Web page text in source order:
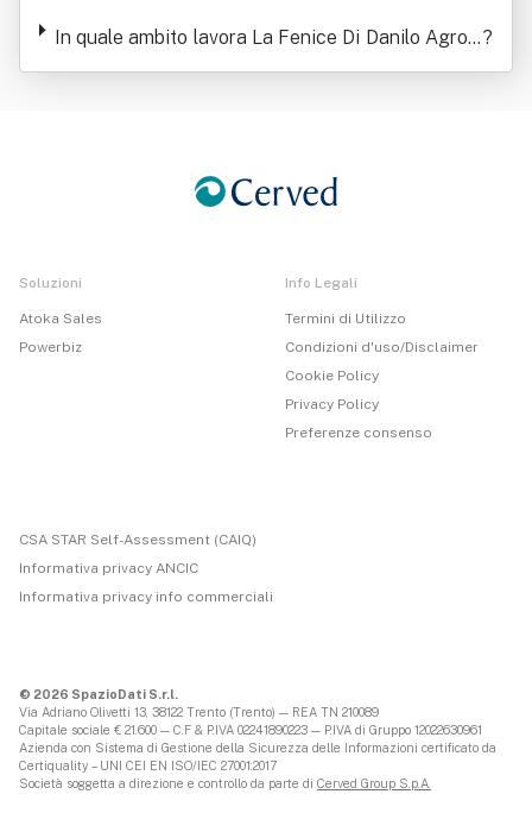
In quale ambito lavora La Fenice Di Danilo Agrosi
E Filotea Patrizia Scudella Snc
?
Soluzioni
Atoka Sales
Powerbiz
Info Legali
Termini di Utilizzo
Condizioni d'uso/Disclaimer
Cookie Policy
Privacy Policy
Preferenze consenso
CSA STAR Self-Assessment (CAIQ)
Informativa privacy ANCIC
Informativa privacy info commerciali
© 2026 SpazioDati S.r.l.
Via Adriano Olivetti 13, 38122 Trento (Trento) — REA TN 210089
Capitale sociale € 21.600 — C.F & P.IVA 02241890223 — P.IVA di Gruppo 12022630961
Azienda con Sistema di Gestione della Sicurezza delle Informazioni certificato da
Certiquality – UNI CEI EN ISO/IEC 27001:2017
Società soggetta a direzione e controllo da parte di Cerved Group S.p.A.